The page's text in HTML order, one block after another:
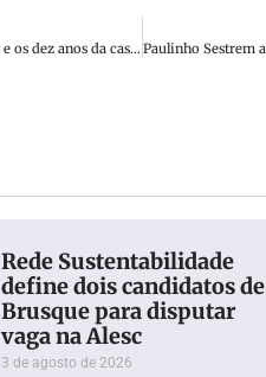
Bete reflete sobre os 61 anos do golpe militar e os dez anos da cassação do mandato de Paulo Eccel
Rede Sustentabilidade
define dois candidatos de
Brusque para disputar
vaga na Alesc
3 de agosto de 2026